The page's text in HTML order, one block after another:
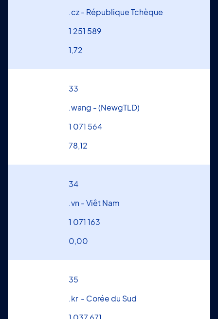
.cz - République Tchèque
1 251 589
1,72
33
.wang - (NewgTLD)
1 071 564
78,12
34
.vn - Viêt Nam
1 071 163
0,00
35
.kr - Corée du Sud